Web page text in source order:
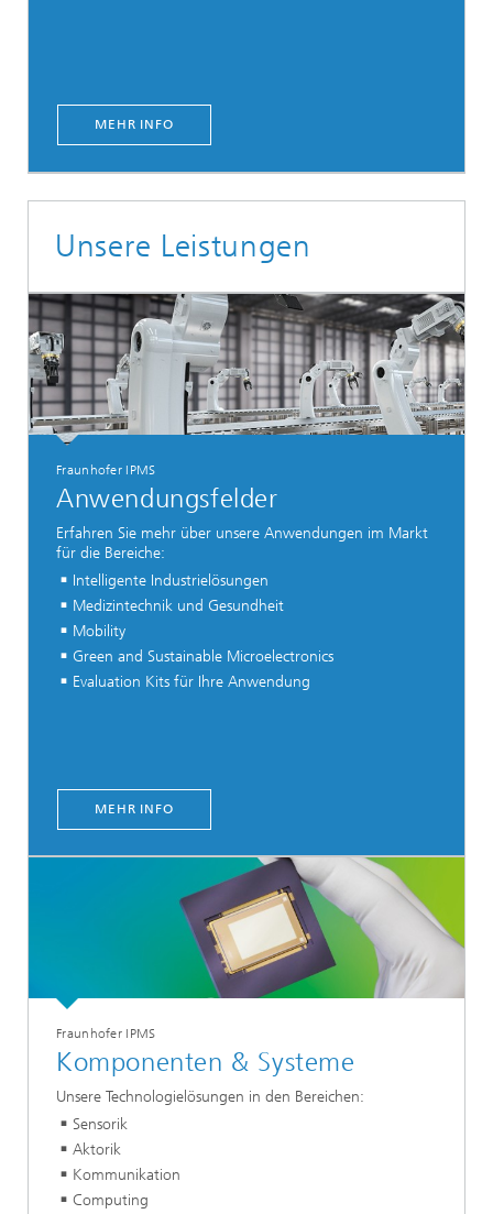
MEHR INFO
Unsere Leistungen
Fraunhofer IPMS
Anwendungsfelder
Erfahren Sie mehr über unsere Anwendungen im Markt
für die Bereiche:
Intelligente Industrielösungen
Medizintechnik und Gesundheit
Mobility
Green and Sustainable Microelectronics
Evaluation Kits für Ihre Anwendung
MEHR INFO
Fraunhofer IPMS
Komponenten & Systeme
Unsere Technologielösungen in den Bereichen:
Sensorik
Aktorik
Kommunikation
Computing